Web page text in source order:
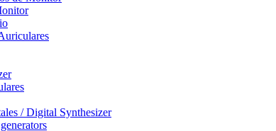
/ Digital Synthesizer